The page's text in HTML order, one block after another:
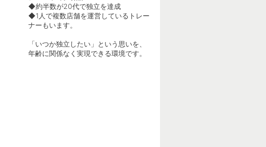
◆約半数が20代で独立を達成
◆1人で複数店舗を運営しているトレー
ナーもいます。
「いつか独立したい」という思いを、
年齢に関係なく実現できる環境です。